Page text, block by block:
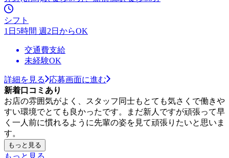
シフト
1日5時間 週2日からOK
交通費支給
未経験OK
詳細を見る
応募画面に進む
新着口コミあり
お店の雰囲気がよく、スタッフ同士もとても気さくで働きや
すい環境でとても良かったです。まだ新人ですが頑張って早
く一人前に慣れるように先輩の姿を見て頑張りたいと思いま
す。
もっと見る
もっと見る